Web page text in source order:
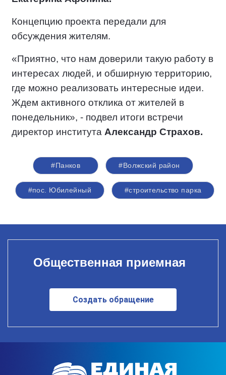
Концепцию проекта передали для
обсуждения жителям.
«Приятно, что нам доверили такую работу в
интересах людей, и обширную территорию,
где можно реализовать интересные идеи.
Ждем активного отклика от жителей в
понедельник», - подвел итоги встречи
директор института Александр Страхов.
#Панков #Волжский район
#пос. Юбилейный #строительство парка
Общественная приемная
Создать обращение